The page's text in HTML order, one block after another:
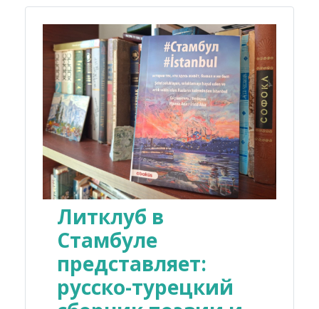
Литклуб в
Стамбуле
представляет:
русско-турецкий